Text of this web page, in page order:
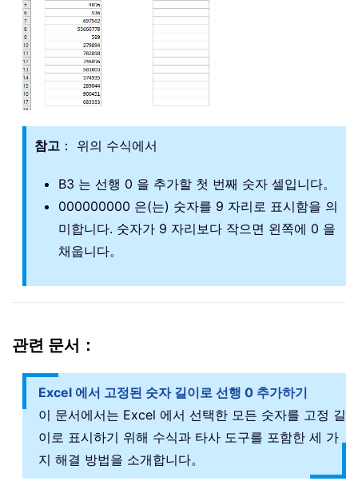
참고 ： 위의 수식에서
B3 는 선행 0 을 추가할 첫 번째 숫자 셀입니다。
000000000 은(는) 숫자를 9 자리로 표시함을 의
미합니다. 숫자가 9 자리보다 작으면 왼쪽에 0 을
채웁니다。
관련 문서：
Excel 에서 고정된 숫자 길이로 선행 0 추가하기
이 문서에서는 Excel 에서 선택한 모든 숫자를 고정 길
이로 표시하기 위해 수식과 타사 도구를 포함한 세 가
지 해결 방법을 소개합니다。